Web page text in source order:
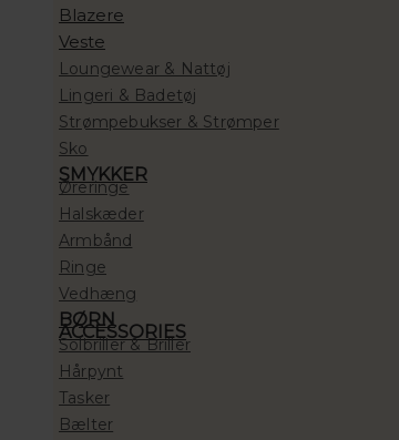
Blazere
Veste
Loungewear & Nattøj
Lingeri & Badetøj
Strømpebukser & Strømper
Sko
SMYKKER
Øreringe
Halskæder
Armbånd
Ringe
Vedhæng
BØRN
ACCESSORIES
Solbriller & Briller
Hårpynt
Tasker
Bælter